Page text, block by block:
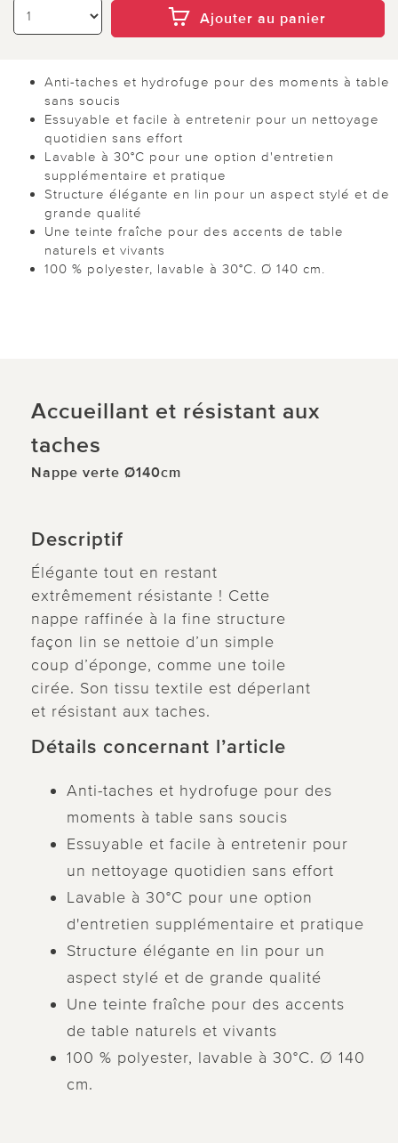
Ajouter au panier
Anti-taches et hydrofuge pour des moments à table
sans soucis
Essuyable et facile à entretenir pour un nettoyage
quotidien sans effort
Lavable à 30°C pour une option d'entretien
supplémentaire et pratique
Structure élégante en lin pour un aspect stylé et de
grande qualité
Une teinte fraîche pour des accents de table
naturels et vivants
100 % polyester, lavable à 30°C. Ø 140 cm.
Accueillant et résistant aux
taches
Nappe verte Ø140cm
Descriptif
Élégante tout en restant
extrêmement résistante ! Cette
nappe raffinée à la fine structure
façon lin se nettoie d’un simple
coup d’éponge, comme une toile
cirée. Son tissu textile est déperlant
et résistant aux taches.
Détails concernant l’article
Anti-taches et hydrofuge pour des
moments à table sans soucis
Essuyable et facile à entretenir pour
un nettoyage quotidien sans effort
Lavable à 30°C pour une option
d'entretien supplémentaire et pratique
Structure élégante en lin pour un
aspect stylé et de grande qualité
Une teinte fraîche pour des accents
de table naturels et vivants
100 % polyester, lavable à 30°C. Ø 140
cm.